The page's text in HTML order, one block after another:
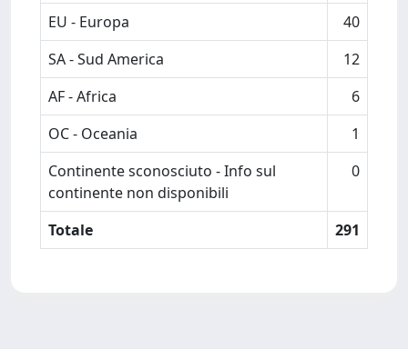
EU - Europa
40
SA - Sud America
12
AF - Africa
6
OC - Oceania
1
Continente sconosciuto - Info sul
continente non disponibili
0
Totale 291